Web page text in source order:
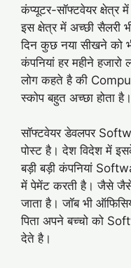
कंप्यूटर-सॉफ्टवेयर क्षेत्र
इस क्षेत्र में अच्छी सैलरी
दिन कुछ नया सीखने को
कंपनियां हर महीने हजारो
लोग कहते है की
स्कोप बहुत अच्छा होता है।
सॉफ्टवेयर डेवलपर
पोस्ट है। देश विदेश में
बड़ी बड़ी कंपनियां
में पेमेंट करती है। जैसे
जाता है। जॉब भी
पिता अपने बच्चो को
देते है।